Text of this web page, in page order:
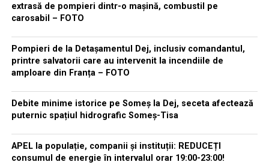
extrasă de pompieri dintr-o mașină, combustil pe
carosabil – FOTO
Pompieri de la Detașamentul Dej, inclusiv comandantul,
printre salvatorii care au intervenit la incendiile de
amploare din Franța – FOTO
Debite minime istorice pe Someș la Dej, seceta afectează
puternic spațiul hidrografic Someș-Tisa
APEL la populație, companii și instituții: REDUCEȚI
consumul de energie în intervalul orar 19:00-23:00!